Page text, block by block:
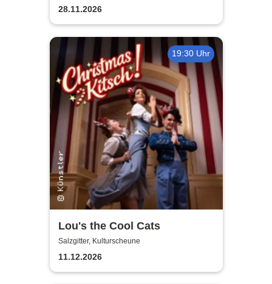
28.11.2026
19:30 Uhr
Lou's the Cool Cats
Salzgitter, Kulturscheune
11.12.2026